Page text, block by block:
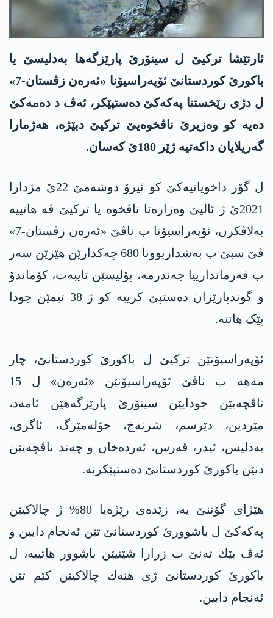
ئارتێشا تركیێ ل سینۆرێ پارێزگەها بەدلیسێ یا
باكورێ كوردستانێ ئۆپەراسیۆنا «ئەرەن زڤستان-7»
ل دژی رێخستنا په‌كه‌كێ دەستپێکر، ئەڤ د دەمەکێ
دەیە کو وەزیرێ ناڤخوەیێ ترکیێ دبێژە، هەژمارا
گەریلایان داکەتیە ژێر 180ێ کەسان.
ل گۆر داخویانیەکێ کو ئیرۆ دوشەمێ 22ێ مژدارا
2021ێ ژ ئالیێ وەزارەتا ناڤخوە یا ترکیێ ڤە هاتییە
بەلاڤکرن، ئۆپەراسیۆنا ب ناڤێ «ئەرەن زڤستان-7»
ڤێ سبێ ب بەشداربوونا 680 چەکدارێن هێزێن سەر
ب فەرماندارییا جەندرمە، پۆلیسێن تایبەت، کۆماندۆ
و گوندپارێزان دەستپێ کرییە کو ژ 38 تیمێن جودا
پێک هاتنە.
ئۆپەراسیۆنێن ترکیێ ل باكورێ كوردستانێ، چار
مەهە ب ناڤێ ئۆپەراسیۆنێن «ئەرەن» ل 15
ناڤچەیێن جودایێن سینۆرێ پارێزگەهێن ئامەد،
مێردین، دێرسم، شرنەخ، جۆلەمێرگ، ئاگری،
بەدلیس، ئیدر، قەرس، ئەردەخان و چەند ناڤچەیێن
دنێن باکورێ کوردستانێ دەستپێکرنە.
هێژای گۆتنێ یه، زێده‌ی رێژه‌یا 80% ژ چالاكیێن
په‌كه‌كێ ل باشوورێ كوردستانێ تێن ئه‌نجام دایین و
ئه‌ڤ یێك ته‌نێ ب زرارا شێنیێن باشوور هاتییه‌، ل
باكورێ كوردستانێ ژی هنه‌ك چالاكیێن كێم تێن
ئه‌نجام دایین.